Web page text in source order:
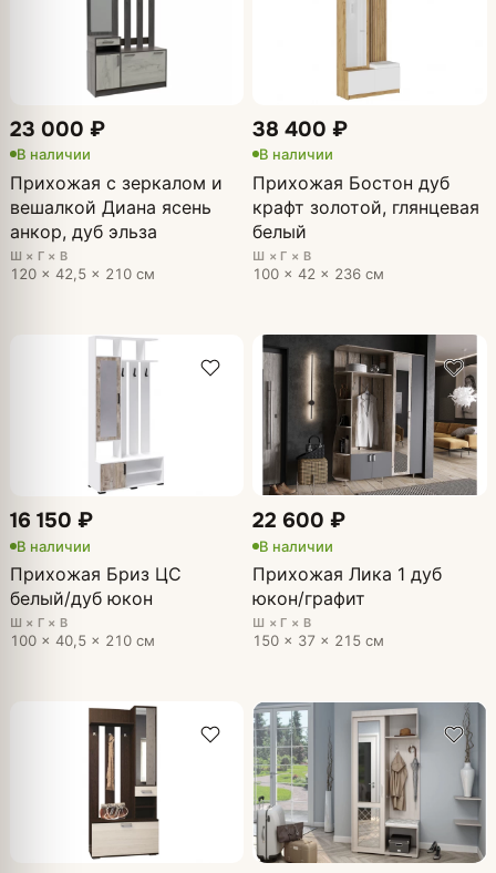
23 000 ₽
В наличии
Прихожая с зеркалом и
вешалкой Диана ясень
анкор, дуб эльза
Ш × Г × В
120 × 42,5 × 210 см
38 400 ₽
В наличии
Прихожая Бостон дуб
крафт золотой, глянцевая
белый
Ш × Г × В
100 × 42 × 236 см
16 150 ₽
В наличии
Прихожая Бриз ЦС
белый/дуб юкон
Ш × Г × В
100 × 40,5 × 210 см
22 600 ₽
В наличии
Прихожая Лика 1 дуб
юкон/графит
Ш × Г × В
150 × 37 × 215 см